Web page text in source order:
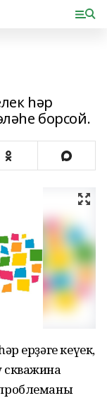
һәр
борсой.
ерҙәге кеүек,